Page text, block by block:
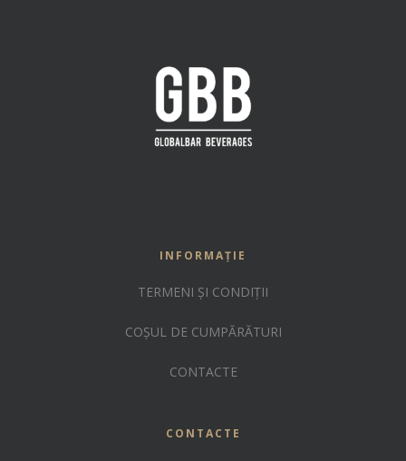
INFORMAȚIE
TERMENI ȘI CONDIȚII
COȘUL DE CUMPĂRĂTURI
CONTACTE
CONTACTE